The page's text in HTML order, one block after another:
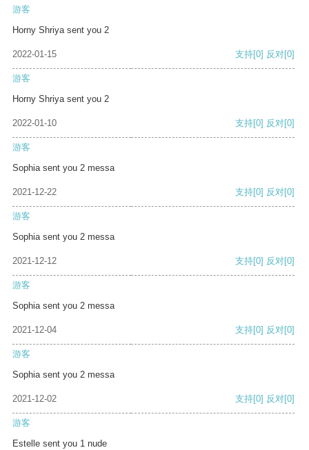
游客
Horny Shriya sent you 2
2022-01-15 支持[0] 反对[0]
游客
Horny Shriya sent you 2
2022-01-10 支持[0] 反对[0]
游客
Sophia sent you 2 messa
2021-12-22 支持[0] 反对[0]
游客
Sophia sent you 2 messa
2021-12-12 支持[0] 反对[0]
游客
Sophia sent you 2 messa
2021-12-04 支持[0] 反对[0]
游客
Sophia sent you 2 messa
2021-12-02 支持[0] 反对[0]
游客
Estelle sent you 1 nude